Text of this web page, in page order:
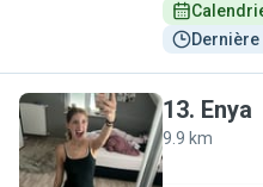
E
13. Enya
9.9 km